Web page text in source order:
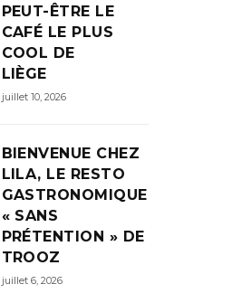
PEUT-ÊTRE LE
CAFÉ LE PLUS
COOL DE
LIÈGE
juillet 10, 2026
BIENVENUE CHEZ
LILA, LE RESTO
GASTRONOMIQUE
« SANS
PRÉTENTION » DE
TROOZ
juillet 6, 2026